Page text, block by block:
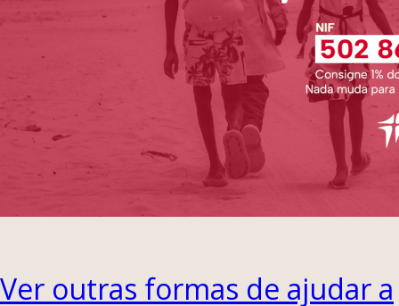
Ver outras formas de ajudar a